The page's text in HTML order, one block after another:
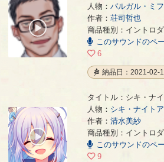
初見の方でしたか。どうぞよろしくお願い
00:00
00:23
人物： バルガル・ミ
作者： 荘司哲也
商品種別：イントロ
このサウンドのペ
6
納品日：2021-02-
シキ・ナイトアッシュだよ - 清水美紗
タイトル：シキ・ナ
人物： シキ・ナイト
作者： 清水美紗
商品種別：イントロ
このサウンドのペ
9